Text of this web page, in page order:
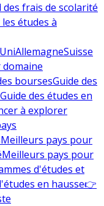
frais de scolarité
études à
AllemagneSuisse
domaine
boursesGuide des
Guide des études en
à explorer
Meilleurs pays pour
Meilleurs pays pour
d'études et
en hausse👉